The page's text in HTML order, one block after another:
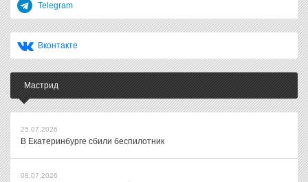
Telegram
Вконтакте
Мастрид
25.07.2026
В Екатеринбурге сбили беспилотник
08.07.2026